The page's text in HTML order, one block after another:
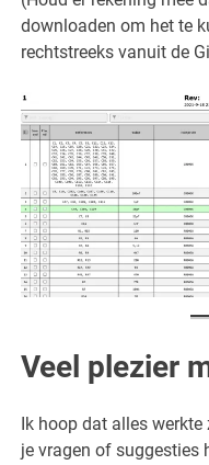
downloaden om het te
rechtstreeks vanuit de
Veel plezier
Ik hoop dat alles
je vragen of suggesties